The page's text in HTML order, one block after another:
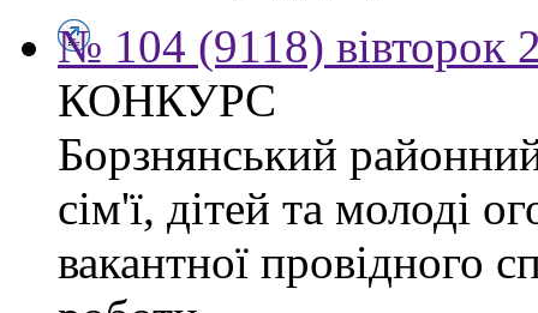
№ 104 (9118) вівторок
КОНКУРС
Борзнянський
сім'ї, дітей та молоді
вакантної провідного